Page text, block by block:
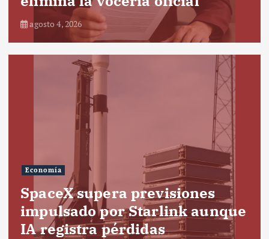
agosto 4, 2026
Economía
SpaceX supera previsiones
impulsado por Starlink aunque
IA registra pérdidas